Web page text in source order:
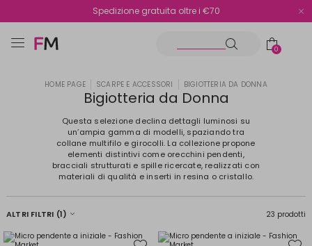
Reso facile e veloce
Spedizione gratuita oltre i €70
0
HOME PAGE SCARPE E ACCESSORI BIGIOTTERIA DA DONNA
Bigiotteria da Donna
Questa selezione declina dettagli luminosi su
un’ampia gamma di modelli, spaziando tra
collane multifilo e girocolli. La collezione propone
elementi distintivi come orecchini pendenti,
bracciali strutturati e spille ricercate, realizzati con
materiali di qualità e inserti in resina o cristallo.
ALTRI FILTRI (1) 23 prodotti